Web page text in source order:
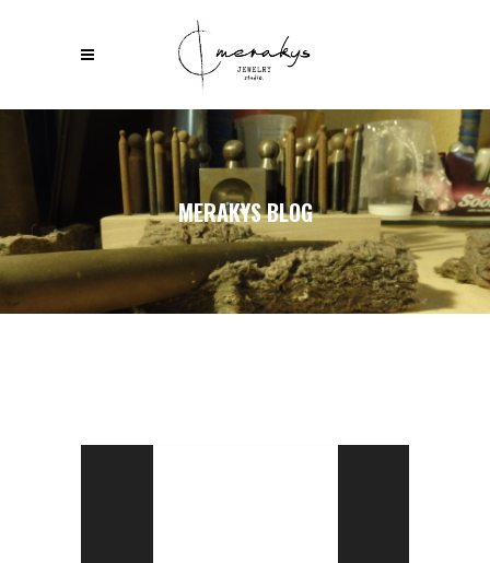
MERAKYS BLOG